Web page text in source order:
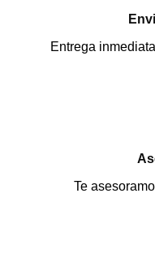
Entrega
Te